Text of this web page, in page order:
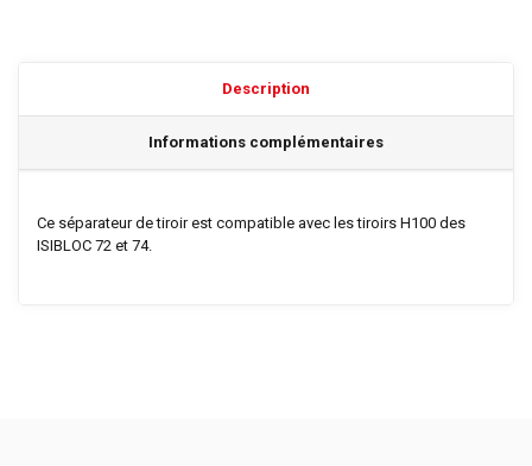
Description
Informations complémentaires
Ce séparateur de tiroir est compatible avec les tiroirs H100 des
ISIBLOC 72 et 74.